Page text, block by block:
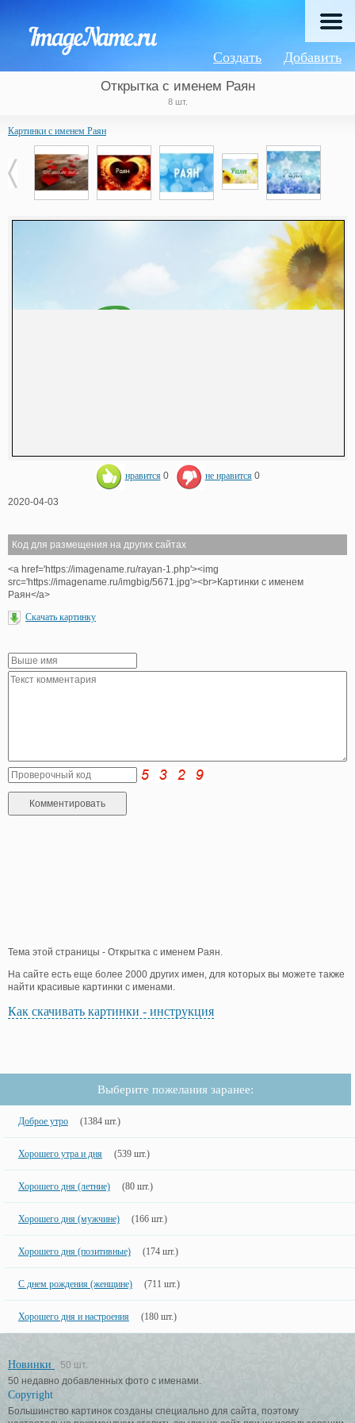
Добавить
Создать
Открытка с именем Раян
8 шт.
Картинки с именем Раян
нравится 0 не нравится 0
2020-04-03
Код для размещения на других сайтах
<a href='https://imagename.ru/rayan-1.php'><img
src='https://imagename.ru/imgbig/5671.jpg'><br>Картинки с именем
Раян</a>
Скачать картинку
Тема этой страницы - Открытка с именем Раян.
На сайте есть еще более 2000 других имен, для которых вы можете также
найти красивые картинки с именами.
Как скачивать картинки - инструкция
Выберите пожелания заранее:
Доброе утро (1384 шт.)
Хорошего утра и дня (539 шт.)
Хорошего дня (летние) (80 шт.)
Хорошего дня (мужчине) (166 шт.)
Хорошего дня (позитивные) (174 шт.)
С днем рождения (женщине) (711 шт.)
Хорошего дня и настроения (180 шт.)
Новинки
50 шт.
50 недавно добавленных фото с именами.
Copyright
Большинство картинок созданы специально для сайта, поэтому